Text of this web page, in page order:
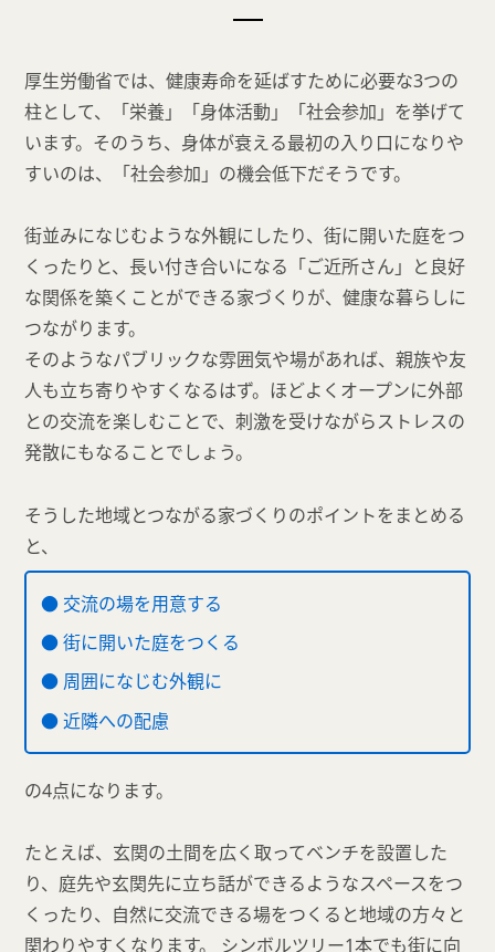
厚生労働省では、健康寿命を延ばすために必要な3つの
柱として、「栄養」「身体活動」「社会参加」を挙げて
います。そのうち、身体が衰える最初の入り口になりや
すいのは、「社会参加」の機会低下だそうです。
街並みになじむような外観にしたり、街に開いた庭をつ
くったりと、長い付き合いになる「ご近所さん」と良好
な関係を築くことができる家づくりが、健康な暮らしに
つながります。
そのようなパブリックな雰囲気や場があれば、親族や友
人も立ち寄りやすくなるはず。ほどよくオープンに外部
との交流を楽しむことで、刺激を受けながらストレスの
発散にもなることでしょう。
そうした地域とつながる家づくりのポイントをまとめる
と、
● 交流の場を用意する
● 街に開いた庭をつくる
● 周囲になじむ外観に
● 近隣への配慮
の4点になります。
たとえば、玄関の土間を広く取ってベンチを設置した
り、庭先や玄関先に立ち話ができるようなスペースをつ
くったり、自然に交流できる場をつくると地域の方々と
関わりやすくなります。 シンボルツリー1本でも街に向